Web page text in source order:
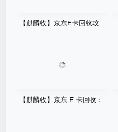
【麒麟收】京东E卡回收攻
【麒麟收】京东 E 卡回收：